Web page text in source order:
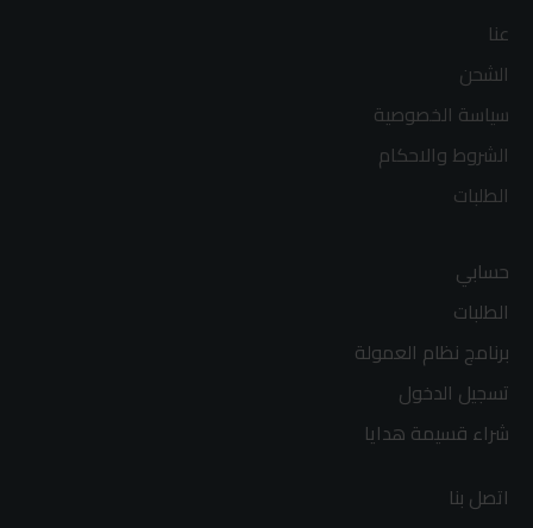
عنا
الشحن
سياسة الخصوصية
الشروط والاحكام
الطلبات
حسابي
الطلبات
برنامج نظام العمولة
تسجيل الدخول
شراء قسيمة هدايا
اتصل بنا